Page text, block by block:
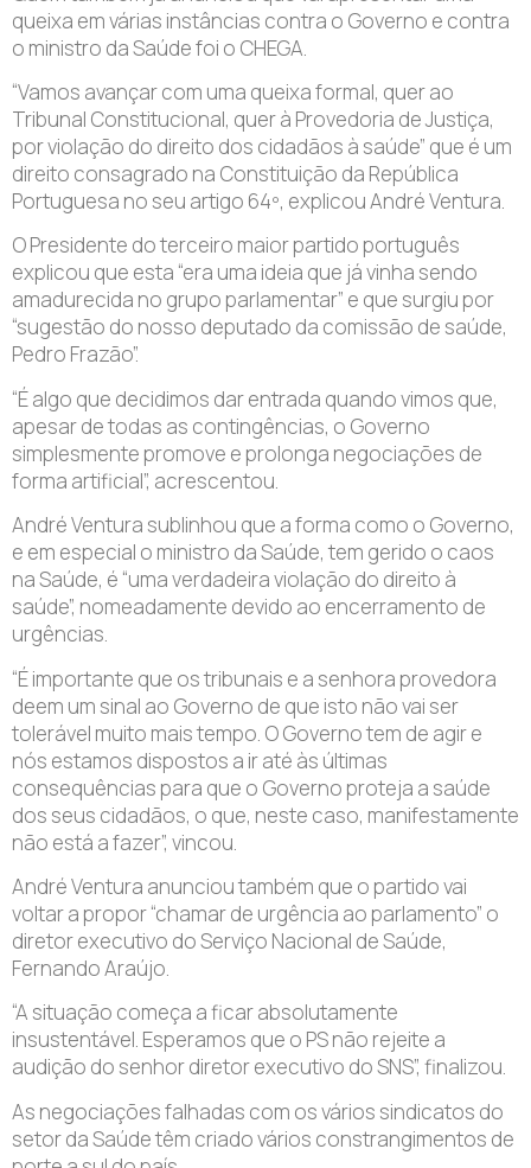
queixa em várias instâncias contra o Governo e contra
o ministro da Saúde foi o CHEGA.
“Vamos avançar com uma queixa formal, quer ao
Tribunal Constitucional, quer à Provedoria de Justiça,
por violação do direito dos cidadãos à saúde” que é um
direito consagrado na Constituição da República
Portuguesa no seu artigo 64º, explicou André Ventura.
O Presidente do terceiro maior partido português
explicou que esta “era uma ideia que já vinha sendo
amadurecida no grupo parlamentar” e que surgiu por
“sugestão do nosso deputado da comissão de saúde,
Pedro Frazão”.
“É algo que decidimos dar entrada quando vimos que,
apesar de todas as contingências, o Governo
simplesmente promove e prolonga negociações de
forma artificial”, acrescentou.
André Ventura sublinhou que a forma como o Governo,
e em especial o ministro da Saúde, tem gerido o caos
na Saúde, é “uma verdadeira violação do direito à
saúde”, nomeadamente devido ao encerramento de
urgências.
“É importante que os tribunais e a senhora provedora
deem um sinal ao Governo de que isto não vai ser
tolerável muito mais tempo. O Governo tem de agir e
nós estamos dispostos a ir até às últimas
consequências para que o Governo proteja a saúde
dos seus cidadãos, o que, neste caso, manifestamente
não está a fazer”, vincou.
André Ventura anunciou também que o partido vai
voltar a propor “chamar de urgência ao parlamento” o
diretor executivo do Serviço Nacional de Saúde,
Fernando Araújo.
“A situação começa a ficar absolutamente
insustentável. Esperamos que o PS não rejeite a
audição do senhor diretor executivo do SNS”, finalizou.
As negociações falhadas com os vários sindicatos do
setor da Saúde têm criado vários constrangimentos de